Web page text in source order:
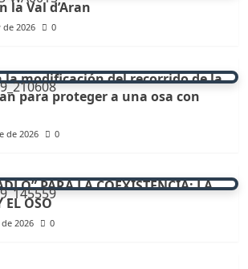
la Val d’Aran
de 2026
0
la modificación del recorrido de la
para proteger a una osa con
de 2026
0
PARA LA COEXISTENCIA: LA
EL OSO
2026 0